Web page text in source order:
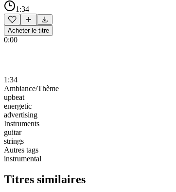
1:34
Acheter le titre
0:00
1:34
Ambiance/Thème
upbeat
energetic
advertising
Instruments
guitar
strings
Autres tags
instrumental
Titres similaires